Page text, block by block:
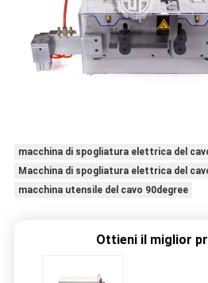
macchina di spogliatura elettrica del
Macchina di spogliatura elettrica del
macchina utensile del cavo 90degree
Ottieni il miglior